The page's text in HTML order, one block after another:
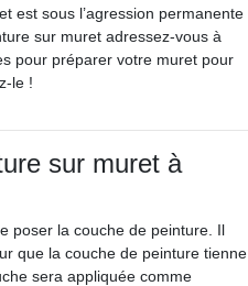
est sous l’agression permanente
sur muret adressez-vous à
pour préparer votre muret pour
le !
sur muret à
poser la couche de peinture. Il
que la couche de peinture tienne
sera appliquée comme